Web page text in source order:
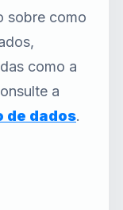
sobre como
como a
a
de dados.